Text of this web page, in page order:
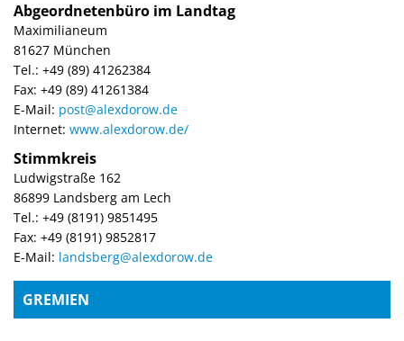
Abgeordnetenbüro im Landtag
Maximilianeum
81627 München
Tel.: +49 (89) 41262384
Fax: +49 (89) 41261384
E-Mail: post@alexdorow.de
Internet: www.alexdorow.de/
Stimmkreis
Ludwigstraße 162
86899 Landsberg am Lech
Tel.: +49 (8191) 9851495
Fax: +49 (8191) 9852817
E-Mail: landsberg@alexdorow.de
GREMIEN